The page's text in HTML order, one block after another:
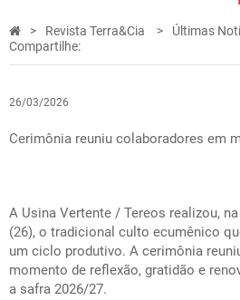
Revista Terra&Cia Últimas
Compartilhe:
26/03/2026
Cerimônia reuniu colaboradores em
A Usina Vertente / Tereos realizou,
(26), o tradicional culto ecumênico
um ciclo produtivo. A cerimônia
momento de reflexão, gratidão e
a safra 2026/27.